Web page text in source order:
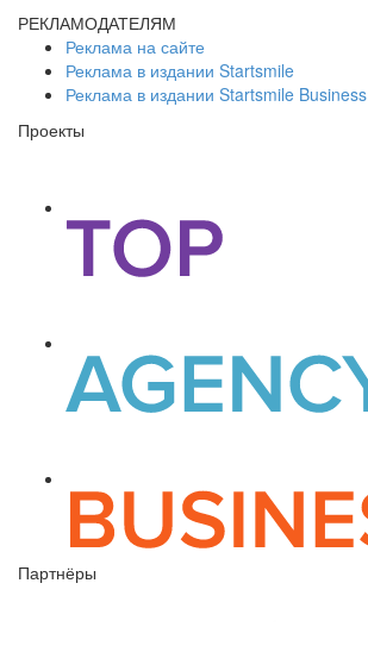
РЕКЛАМОДАТЕЛЯМ
Реклама на сайте
Реклама в издании Startsmile
Реклама в издании Startsmile Business
Проекты
Партнёры